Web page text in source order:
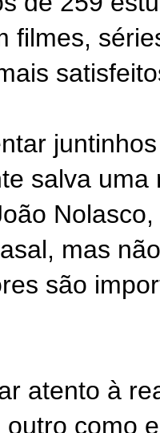
filmes,
salva
mas
são
atento à
como